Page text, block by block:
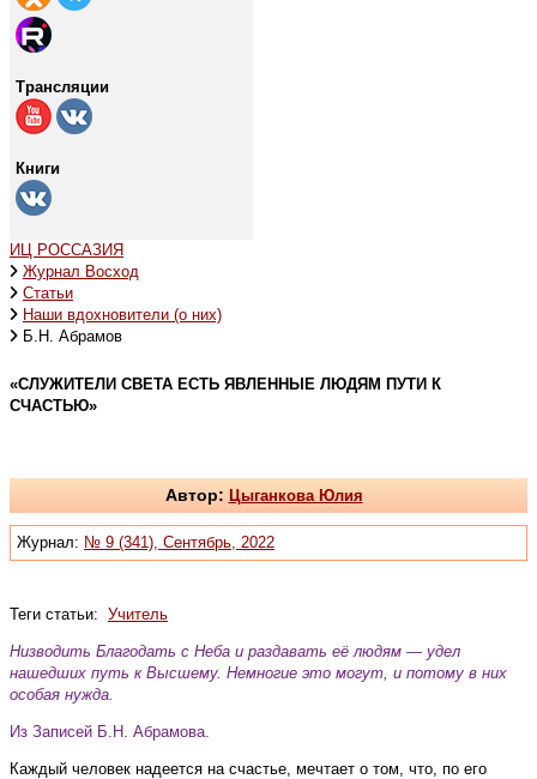
Трансляции
Книги
ИЦ РОССАЗИЯ
Журнал Восход
Статьи
Наши вдохновители (о них)
Б.Н. Абрамов
«СЛУЖИТЕЛИ СВЕТА ЕСТЬ ЯВЛЕННЫЕ ЛЮДЯМ ПУТИ К
СЧАСТЬЮ»
Автор: Цыганкова Юлия
Журнал: № 9 (341), Сентябрь, 2022
Теги статьи: Учитель
Низводить Блaгодать с Неба и раздавать её людям — удел
нашедших путь к Высшему. Немногие это могут, и потому в них
особая нуждa.
Из Записей Б.Н. Абрамова.
Каждый человек надеется на счастье, мечтает о том, что, по его